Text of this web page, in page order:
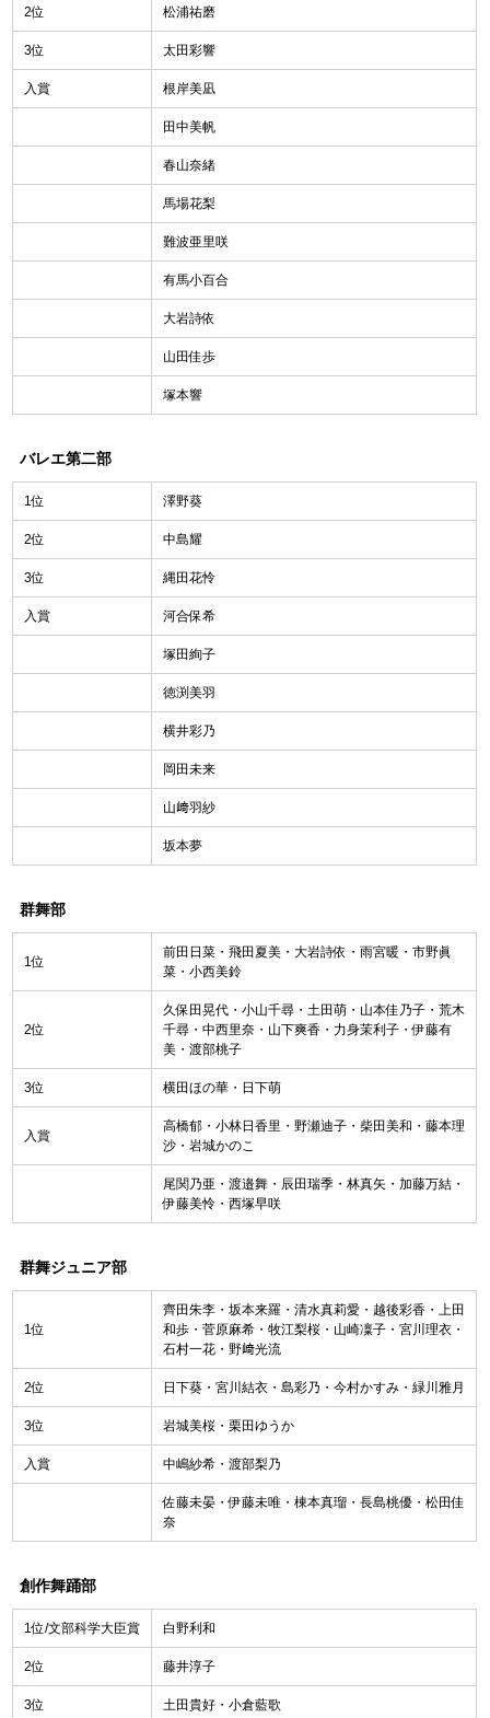
2位 松浦祐磨
3位 太田彩響
入賞 根岸美凪
田中美帆
春山奈緒
馬場花梨
難波亜里咲
有馬小百合
大岩詩依
山田佳歩
塚本響
バレエ第二部
1位 澤野葵
2位 中島耀
3位 縄田花怜
入賞 河合保希
塚田絢子
徳渕美羽
横井彩乃
岡田未来
山﨑羽紗
坂本夢
群舞部
1位
前田日菜・飛田夏美・大岩詩依・雨宮暖・市野眞
菜・小西美鈴
2位
久保田晃代・小山千尋・土田萌・山本佳乃子・荒木
千尋・中西里奈・山下爽香・力身茉利子・伊藤有
美・渡部桃子
3位 横田ほの華・日下萌
入賞
高橋郁・小林日香里・野瀬迪子・柴田美和・藤本理
沙・岩城かのこ
尾関乃亜・渡邉舞・辰田瑞季・林真矢・加藤万結・
伊藤美怜・西塚早咲
群舞ジュニア部
1位
齊田朱李・坂本来羅・清水真莉愛・越後彩香・上田
和歩・菅原麻希・牧江梨桜・山崎凜子・宮川理衣・
石村一花・野﨑光流
2位 日下葵・宮川結衣・島彩乃・今村かすみ・緑川雅月
3位 岩城美桜・栗田ゆうか
入賞 中嶋紗希・渡部梨乃
佐藤未晏・伊藤未唯・棟本真瑠・長島桃優・松田佳
奈
創作舞踊部
1位/文部科学大臣賞 白野利和
2位 藤井淳子
3位 土田貴好・小倉藍歌